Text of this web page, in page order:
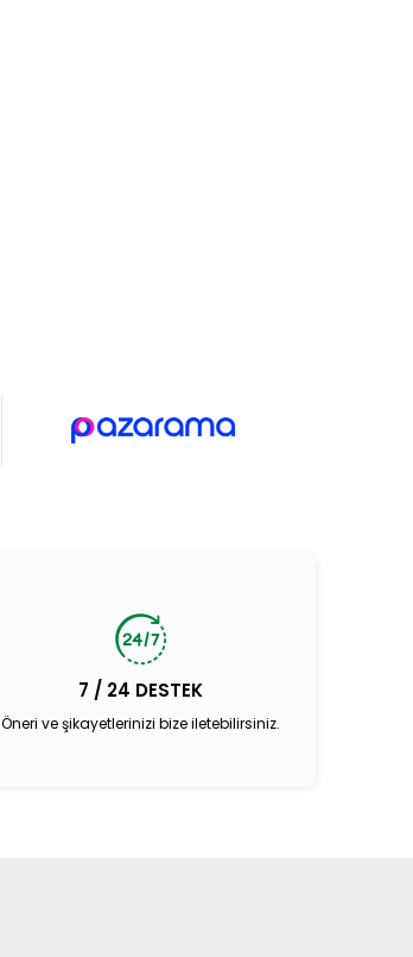
7 / 24 DESTEK
Öneri ve şikayetlerinizi bize iletebilirsiniz.